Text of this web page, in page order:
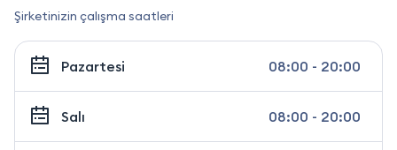
Şirketinizin çalışma saatleri
Pazartesi 08:00 - 20:00
Salı 08:00 - 20:00